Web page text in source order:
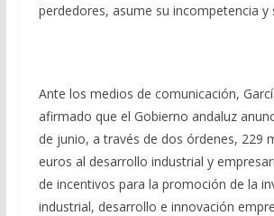
perdedores, asume su incompetencia y
Ante los medios de comunicación,
afirmado que el Gobierno andaluz
de junio, a través de dos órdenes, 229
euros al desarrollo industrial y
de incentivos para la promoción de la
industrial, desarrollo e innovación